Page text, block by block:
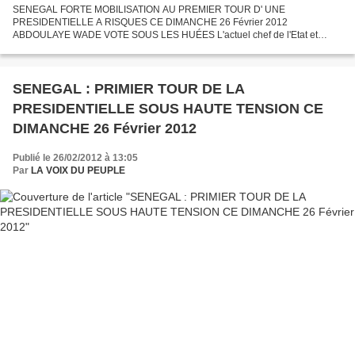
SENEGAL FORTE MOBILISATION AU PREMIER TOUR D' UNE
PRESIDENTIELLE A RISQUES CE DIMANCHE 26 Février 2012
ABDOULAYE WADE VOTE SOUS LES HUÉES L'actuel chef de l'Etat et
huées de plusieurs...
SENEGAL : PRIMIER TOUR DE LA
PRESIDENTIELLE SOUS HAUTE TENSION CE
DIMANCHE 26 Février 2012
Publié le 26/02/2012 à 13:05
Par LA VOIX DU PEUPLE